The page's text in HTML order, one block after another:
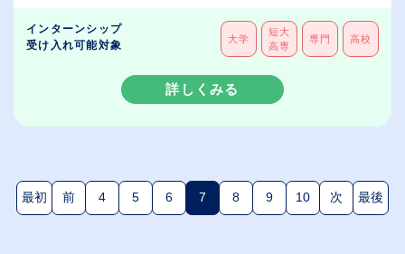
インターンシップ
受け入れ可能対象
大学
短大
高専
専門 高校
詳しくみる
最初 前 4 5 6 7(現在のページ)
8 9 10 次 最後